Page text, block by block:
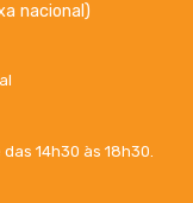
nacional)
14h30 às 18h30.